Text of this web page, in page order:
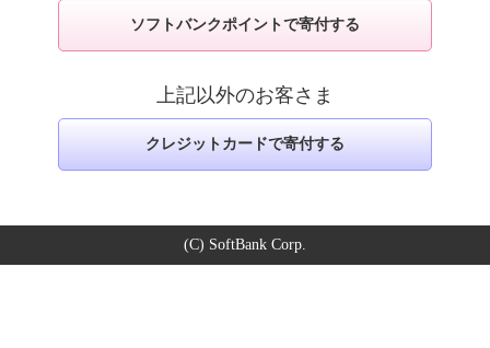
ソフトバンクポイントで寄付する
上記以外のお客さま
クレジットカードで寄付する
(C) SoftBank Corp.